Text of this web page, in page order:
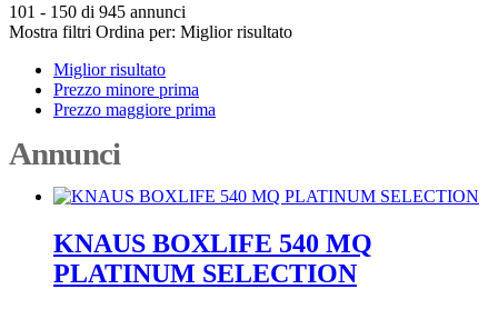
101 - 150 di 945 annunci
Mostra filtri Ordina per: Miglior risultato
Miglior risultato
Prezzo minore prima
Prezzo maggiore prima
Annunci
KNAUS BOXLIFE 540 MQ
PLATINUM SELECTION